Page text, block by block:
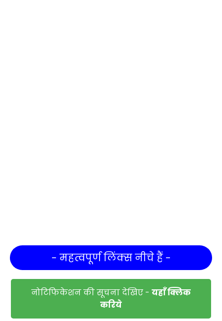
- महत्वपूर्ण लिंक्स नीचे हैं -
नोटिफिकेशन की सूचना देखिए - यहाँ क्लिक
करिये